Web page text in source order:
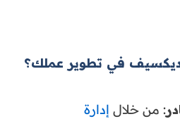
في تطوير عملك؟
: من خلال إدارة